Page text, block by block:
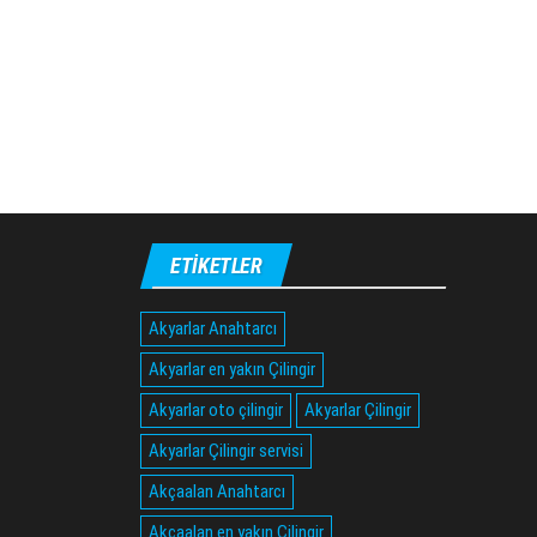
ETIKETLER
Akyarlar Anahtarcı
Akyarlar en yakın Çilingir
Akyarlar oto çilingir
Akyarlar Çilingir
Akyarlar Çilingir servisi
Akçaalan Anahtarcı
Akçaalan en yakın Çilingir